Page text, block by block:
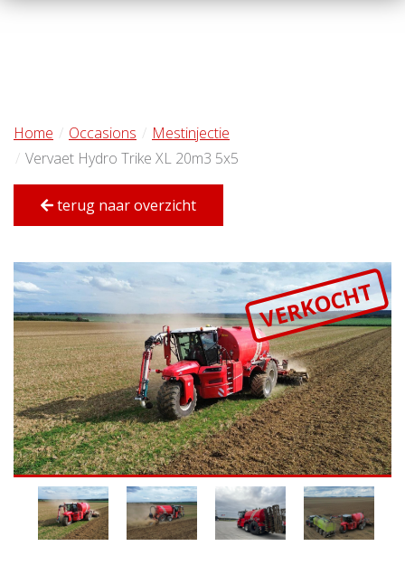
Home Occasions
Mestinjectie
Vervaet Hydro Trike XL 20m3 5x5
terug naar overzicht
VERKOCHT